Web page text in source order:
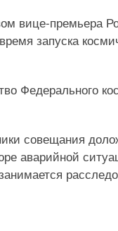
вице-премьера
запуска
Федерального
совещания
аварийной